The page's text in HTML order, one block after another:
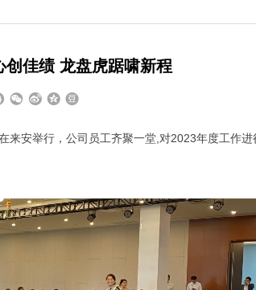
创佳绩 龙盘虎踞啸新程
安举行，公司员工齐聚一堂,对2023年度工作进